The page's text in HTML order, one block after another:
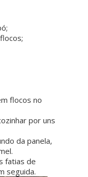
flocos no
por uns
da panela,
fatias de
seguida.